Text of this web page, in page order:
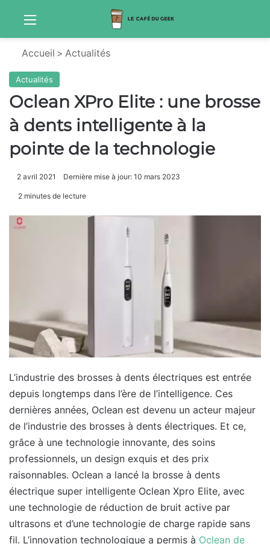
Menu
Accueil > Actualités
Actualités
Oclean XPro Elite : une brosse
à dents intelligente à la
pointe de la technologie
2 avril 2021 Dernière mise à jour: 10 mars 2023
2 minutes de lecture
L’industrie des brosses à dents électriques est entrée
depuis longtemps dans l’ère de l’intelligence. Ces
dernières années, Oclean est devenu un acteur majeur
de l’industrie des brosses à dents électriques. Et ce,
grâce à une technologie innovante, des soins
professionnels, un design exquis et des prix
raisonnables. Oclean a lancé la brosse à dents
électrique super intelligente Oclean Xpro Elite, avec
une technologie de réduction de bruit active par
ultrasons et d’une technologie de charge rapide sans
fil. L’innovation technologique a permis à Oclean de